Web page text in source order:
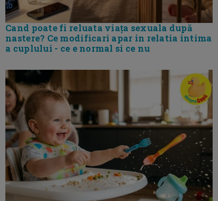
Cand poate fi reluata viața sexuala după
nastere? Ce modificari apar in relatia intima
a cuplului - ce e normal si ce nu